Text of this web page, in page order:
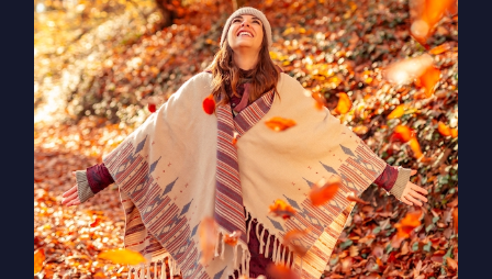
ביום
השוויון
הסתווי
–
אילו
מערכות
יחסים,
אמונות